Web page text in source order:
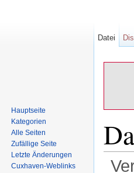
Datei
Hauptseite
Kategorien
Alle Seiten
Zufällige Seite
Letzte Änderungen
Cuxhaven-Weblinks